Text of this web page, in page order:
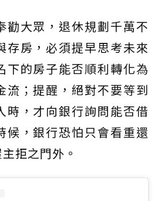
勸大眾，退休規劃千萬不
存房，必須提早思考未來
下的房子能否順利轉化為
流；提醒，絕對不要等到
時，才向銀行詢問能否借
候，銀行恐怕只會看重還
拒之門外。